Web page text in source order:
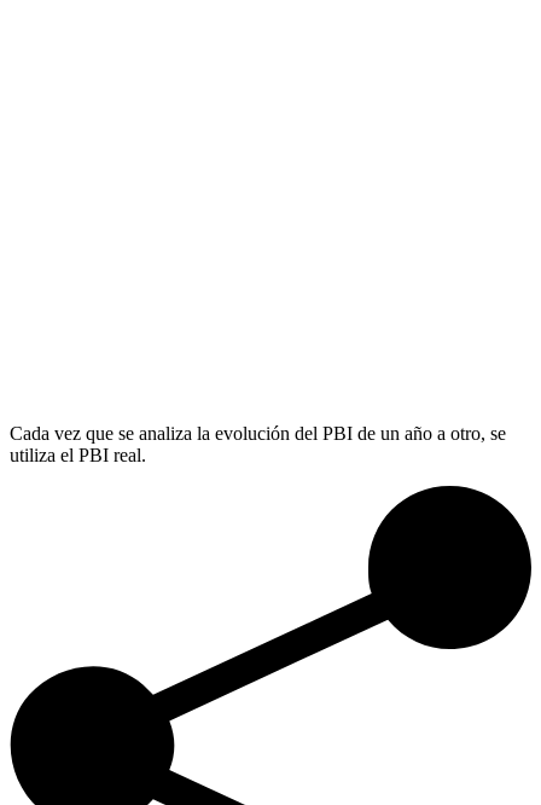
Cada vez que se analiza la evolución del PBI de un año a otro, se
utiliza el PBI real.